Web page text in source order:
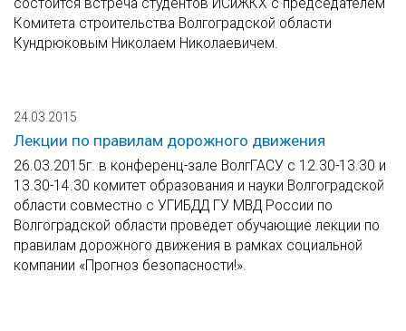
состоится встреча студентов ИСиЖКХ с председателем
Комитета строительства Волгоградской области
Кундрюковым Николаем Николаевичем.
24.03.2015
Лекции по правилам дорожного движения
26.03.2015г. в конференц-зале ВолгГАСУ с 12.30-13.30 и
13.30-14.30 комитет образования и науки Волгоградской
области совместно с УГИБДД ГУ МВД России по
Волгоградской области проведет обучающие лекции по
правилам дорожного движения в рамках социальной
компании «Прогноз безопасности!».